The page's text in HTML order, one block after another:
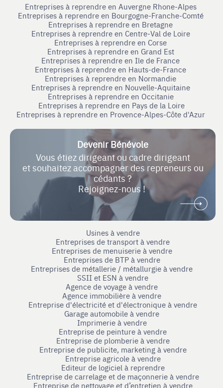
Entreprises à reprendre en Auvergne Rhone-Alpes
Entreprises à reprendre en Bourgogne-Franche-Comté
Entreprises à reprendre en Bretagne
Entreprises à reprendre en Centre-Val de Loire
Entreprises à reprendre en Corse
Entreprises à reprendre en Grand Est
Entreprises à reprendre en Ile de France
Entreprises à reprendre en Hauts-de-France
Entreprises à reprendre en Normandie
Entreprises à reprendre en Nouvelle-Aquitaine
Entreprises à reprendre en Occitanie
Entreprises à reprendre en Pays de la Loire
Entreprises à reprendre en Provence-Alpes-Côte d'Azur
Devenir Bénévole
Vous étiez dirigeant ou cadre dirigeant
et souhaitez accompagner des repreneurs ou
cédants ?
Rejoignez-nous !
Usines à vendre
Entreprises de transport à vendre
Entreprises de menuiserie à vendre
Entreprises de BTP à vendre
Entreprises de métallerie / métallurgie à vendre
SSII et ESN à vendre
Agence de voyage à vendre
Agence immobilière à vendre
Entreprise d'électricité et d'électronique à vendre
Garage automobile à vendre
Imprimerie à vendre
Entreprise de peinture à vendre
Entreprise de plomberie à vendre
Entreprise de publicite, marketing à vendre
Entreprise agricole à vendre
Editeur de logiciel à reprendre
Entreprise de carrelage et de maçonnerie à vendre
Entreprise de nettoyage et d’entretien à vendre